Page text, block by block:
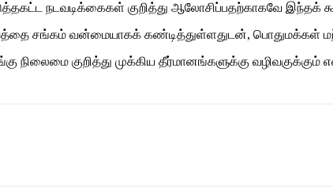
நடவடிக்கைகள் குறித்து ஆலோசிப்பதற்காகவே இந்தக்
சங்கம் வன்மையாகக் கண்டித்துள்ளதுடன், பொதுமக்கள்
நிலைமை குறித்து முக்கிய தீர்மானங்களுக்கு வழிவகுக்கும் என